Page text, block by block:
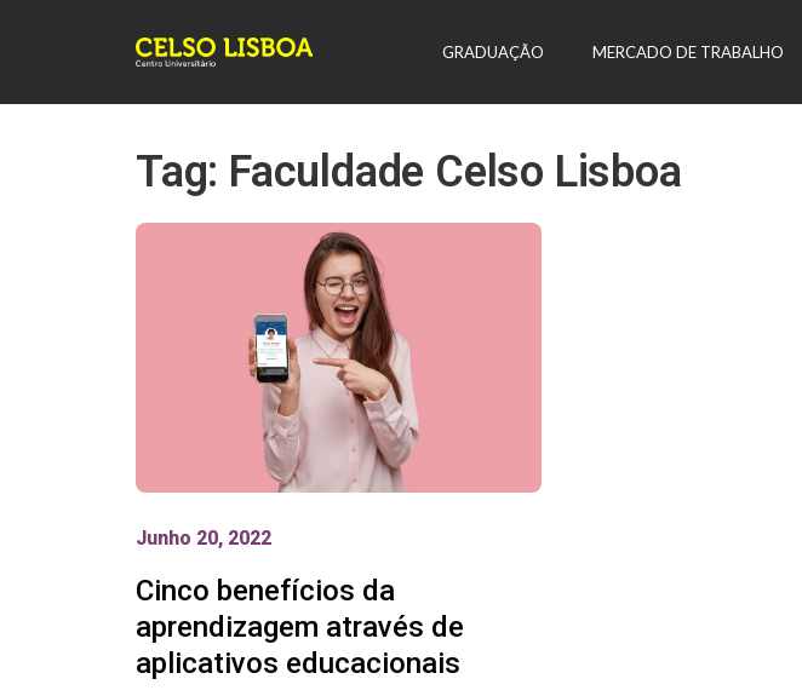
GRADUAÇÃO MERCADO DE TRABALHO
Tag: Faculdade Celso Lisboa
Junho 20, 2022
Cinco benefícios da
aprendizagem através de
aplicativos educacionais